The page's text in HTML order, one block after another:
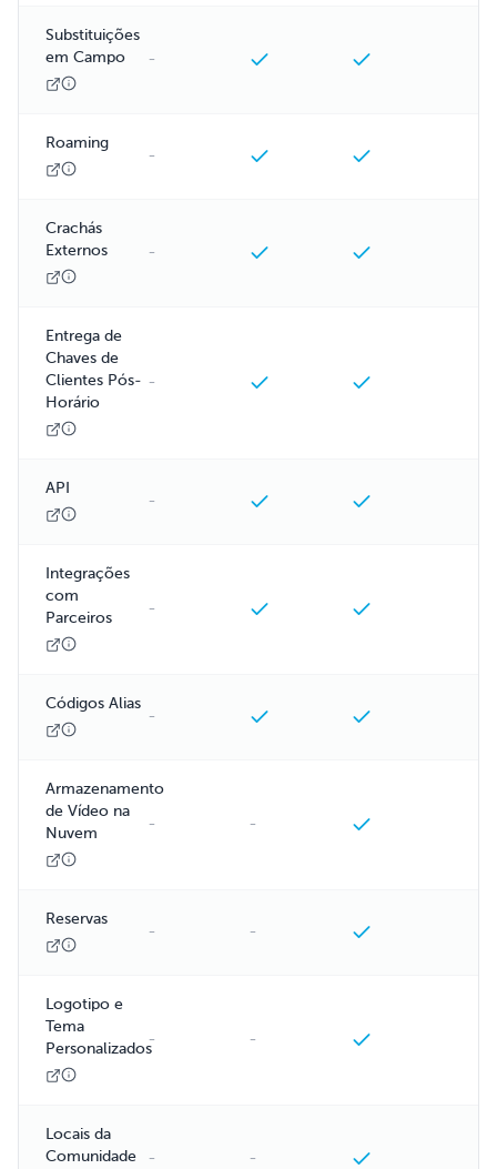
Substituições
em Campo
-
Roaming
-
Crachás
Externos
-
Entrega de
Chaves de
Clientes Pós-
Horário
-
API
-
Integrações
com
Parceiros
-
Códigos Alias
-
Armazenamento
de Vídeo na
Nuvem
- -
Reservas
- -
Logotipo e
Tema
Personalizados- -
Locais da
Comunidade
- -